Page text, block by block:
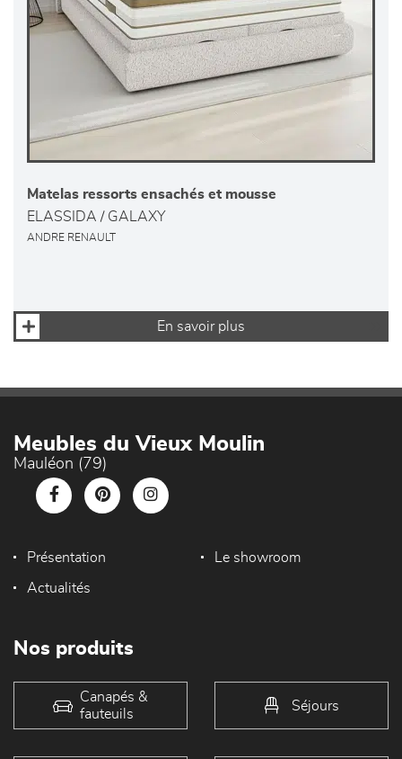
Matelas ressorts ensachés et mousse
ELASSIDA / GALAXY
ANDRE RENAULT
En savoir plus
Meubles du Vieux Moulin
Mauléon (79)
Présentation Le showroom
Actualités
Nos produits
Canapés &
fauteuils
Séjours